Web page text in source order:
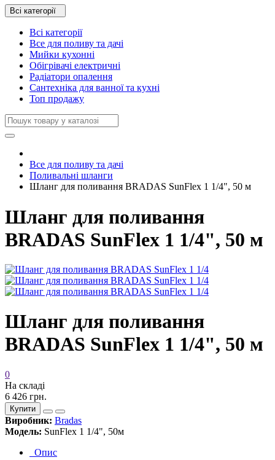
Всі категорії
Всі категорії
Все для поливу та дачі
Мийки кухонні
Обігрівачі електричні
Радіатори опалення
Сантехніка для ванної та кухні
Топ продажу
Все для поливу та дачі
Поливальні шланги
Шланг для поливання BRADAS SunFlex 1 1/4", 50 м
Шланг для поливання
BRADAS SunFlex 1 1/4", 50 м
Шланг для поливання
BRADAS SunFlex 1 1/4", 50 м
0
На складі
6 426 грн.
Купити
Виробник: Bradas
Модель: SunFlex 1 1/4", 50м
Опис